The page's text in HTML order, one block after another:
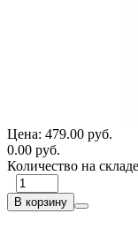
Цена: 479.00 руб.
0.00 руб.
Количество на
В корзину